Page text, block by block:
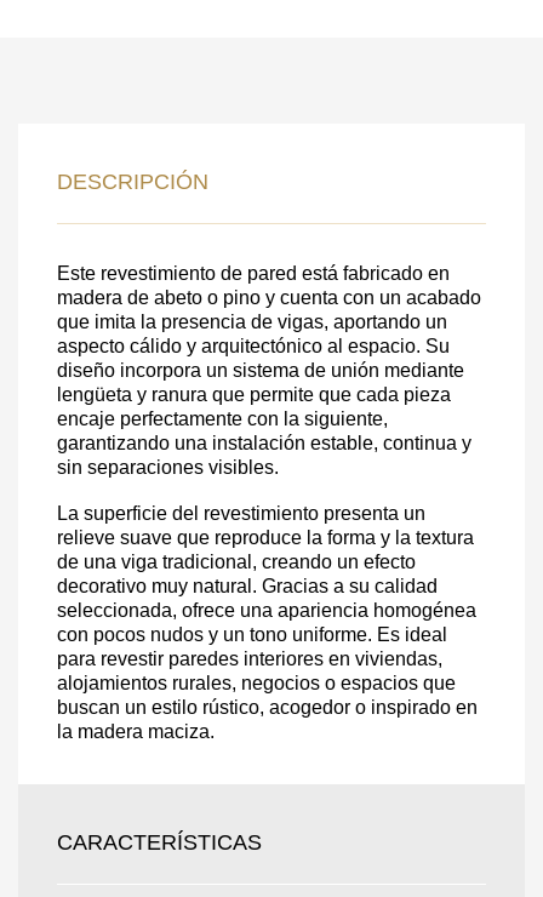
DESCRIPCIÓN
Este revestimiento de pared está fabricado en
madera de abeto o pino y cuenta con un acabado
que imita la presencia de vigas, aportando un
aspecto cálido y arquitectónico al espacio. Su
diseño incorpora un sistema de unión mediante
lengüeta y ranura que permite que cada pieza
encaje perfectamente con la siguiente,
garantizando una instalación estable, continua y
sin separaciones visibles.
La superficie del revestimiento presenta un
relieve suave que reproduce la forma y la textura
de una viga tradicional, creando un efecto
decorativo muy natural. Gracias a su calidad
seleccionada, ofrece una apariencia homogénea
con pocos nudos y un tono uniforme. Es ideal
para revestir paredes interiores en viviendas,
alojamientos rurales, negocios o espacios que
buscan un estilo rústico, acogedor o inspirado en
la madera maciza.
CARACTERÍSTICAS
DATOS PARA REVERTIR
Nombre
Costo unitario:
Su pedido:
Cantidad:350ud
Acepto el procesamiento datos personales
Todos los campos son obligatorios.